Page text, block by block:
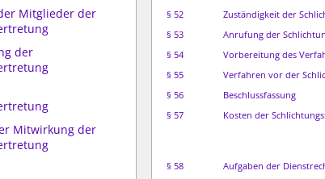
Mitglieder der
der
Mitwirkung der
§ 52
Zuständigkeit der
§ 53
Anrufung der
§ 54
Vorbereitung des
§ 55
Verfahren vor der
§ 56
Beschlussfassung
§ 57
Kosten der
§ 58
Aufgaben der